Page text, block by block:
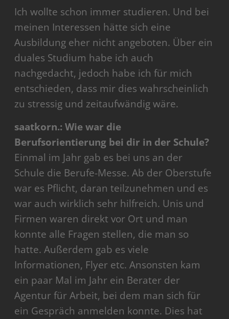
Ich wollte schon immer studieren. Und bei
meinen Interessen hätte sich eine
Ausbildung eher nicht angeboten. Über ein
duales Studium habe ich auch
nachgedacht, jedoch habe ich für mich
entschieden, dass mir dies wahrscheinlich
zu stressig und zeitaufwändig wäre.
saatkorn.: Wie war die
Berufsorientierung bei dir in der Schule?
Einmal im Jahr gab es bei uns an der
Schule die Berufe-Messe. Ab der Oberstufe
war es Pflicht, daran teilzunehmen und es
war auch wirklich sehr hilfreich. Unis und
Firmen waren direkt vor Ort und man
konnte alle Fragen stellen, die man so
hatte. Außerdem gab es viele
Informationen, Flyer etc. Ansonsten kam
ein paar Mal im Jahr ein Berater der
Agentur für Arbeit, bei dem man sich für
ein Gespräch anmelden konnte. Dies hat